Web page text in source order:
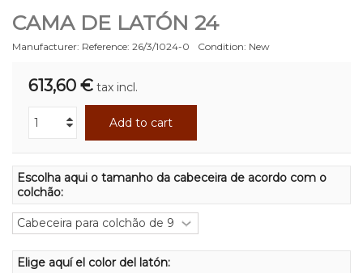
CAMA DE LATÓN 24
Manufacturer: Reference: 26/3/1024-0 Condition: New
613,60 € tax incl.
Add to cart
Escolha aqui o tamanho da cabeceira de acordo com o
colchão:
Elige aquí el color del latón: